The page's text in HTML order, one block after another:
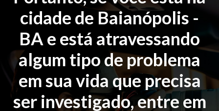
cidade de Baianópolis -
BA e está atravessando
algum tipo de problema
em sua vida que precisa
ser investigado, entre em